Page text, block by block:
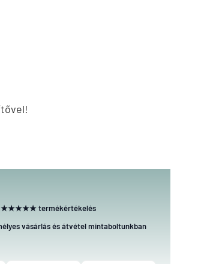
★★★★★ termékértékelés
vásárlás és átvétel mintaboltunkban